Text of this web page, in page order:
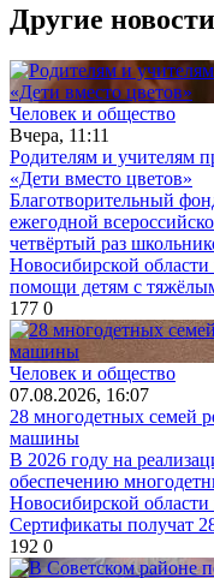
Другие
Человек и общество
Вчера, 11:11
Родителям и учителям
«Дети вместо цветов»
Благотворительный
ежегодной
четвёртый раз
Новосибирской
помощи детям с
177 0
Человек и общество
07.08.2026, 16:07
28 многодетных семей
машины
В 2026 году на
обеспечению
Новосибирской
Сертификаты получат
192 0